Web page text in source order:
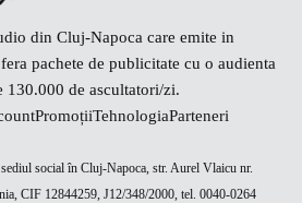
din Cluj-Napoca care emite in
pachete de publicitate cu o audienta
130.000 de ascultatori/zi.
PromoțiiTehnologiaParteneri
social în Cluj-Napoca, str. Aurel Vlaicu nr.
CIF 12844259, J12/348/2000, tel. 0040-0264